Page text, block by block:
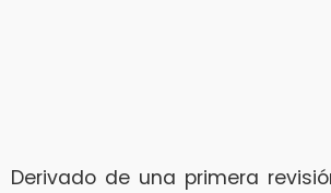
Derivado de una primera